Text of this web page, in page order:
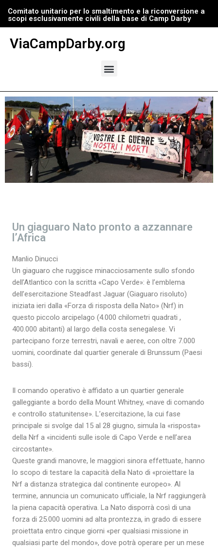
Vai
al
contenuto
Comitato unitario per lo smaltimento e la riconversione a
scopi esclusivamente civili della base di Camp Darby
ViaCampDarby.org
Un giaguaro Nato pronto a azzannare
l’Africa
Manlio Dinucci
Un giaguaro che ruggisce minacciosamente sullo sfondo
dell’Atlantico con la scritta «Capo Verde»: è l’emblema
dell’esercitazione Steadfast Jaguar (Giaguaro risoluto)
iniziata ieri dalla «Forza di risposta della Nato» (Nrf) in
questo piccolo arcipelago (4.000 chilometri quadrati ,
400.000 abitanti) al largo della costa senegalese. Vi
partecipano forze terrestri, navali e aeree, con oltre 7.000
uomini, coordinate dal quartier generale di Brunssum (Paesi
bassi).
Il comando operativo è affidato a un quartier generale
galleggiante a bordo della Mount Whitney, «nave di comando
e controllo statunitense». L’esercitazione, la cui fase
principale si svolge dal 15 al 28 giugno, simula la «risposta»
della Nrf a «incidenti sulle isole di Capo Verde e nell’area
circostante».
Queste grandi manovre, le maggiori sinora effettuate, hanno
lo scopo di testare la capacità della Nato di «proiettare la
Nrf a distanza strategica dal continente europeo». Al
termine, annuncia un comunicato ufficiale, la Nrf raggiungerà
la piena capacità operativa. La Nato disporrà così di una
forza di 25.000 uomini ad alta prontezza, in grado di essere
proiettata entro cinque giorni «per qualsiasi missione in
qualsiasi parte del mondo», dove potrà operare per un mese